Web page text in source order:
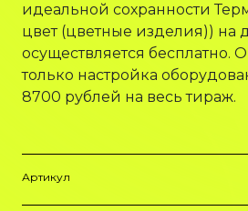
идеальной сохранности
цвет (цветные изделия)) на
осуществляется бесплатно.
только настройка
8700 рублей на весь тираж.
Артикул